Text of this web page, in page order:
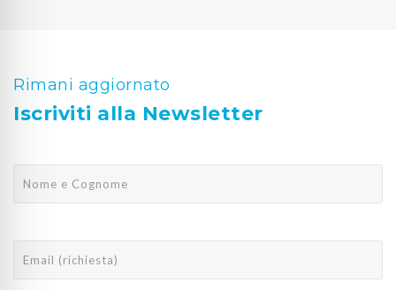
Rimani aggiornato
Iscriviti alla Newsletter